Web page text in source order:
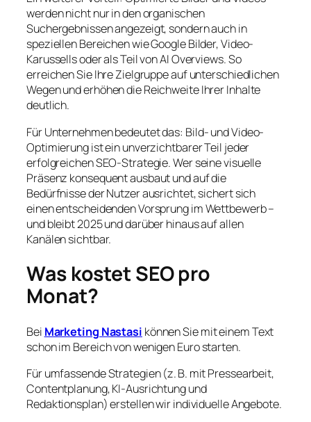
werden nicht nur in den organischen
Suchergebnissen angezeigt, sondern auch in
speziellen Bereichen wie Google Bilder, Video-
Karussells oder als Teil von AI Overviews. So
erreichen Sie Ihre Zielgruppe auf unterschiedlichen
Wegen und erhöhen die Reichweite Ihrer Inhalte
deutlich.
Für Unternehmen bedeutet das: Bild- und Video-
Optimierung ist ein unverzichtbarer Teil jeder
erfolgreichen SEO-Strategie. Wer seine visuelle
Präsenz konsequent ausbaut und auf die
Bedürfnisse der Nutzer ausrichtet, sichert sich
einen entscheidenden Vorsprung im Wettbewerb –
und bleibt 2025 und darüber hinaus auf allen
Kanälen sichtbar.
Was kostet SEO pro
Monat?
Bei Marketing Nastasi können Sie mit einem Text
schon im Bereich von wenigen Euro starten.
Für umfassende Strategien (z. B. mit Pressearbeit,
Contentplanung, KI-Ausrichtung und
Redaktionsplan) erstellen wir individuelle Angebote.